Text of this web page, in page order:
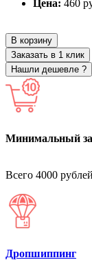
Цена: 460
В корзину
Заказать в 1 клик
Нашли дешевле ?
Минимальный
Всего 4000
Дропшиппинг